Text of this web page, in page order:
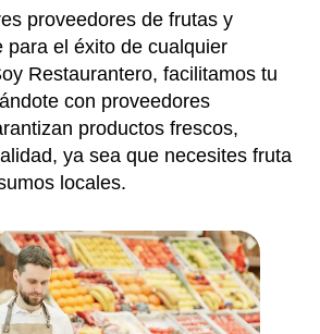
proveedores de frutas y
para el éxito de cualquier
Restaurantero, facilitamos tu
con proveedores
productos frescos,
ya sea que necesites fruta
locales.